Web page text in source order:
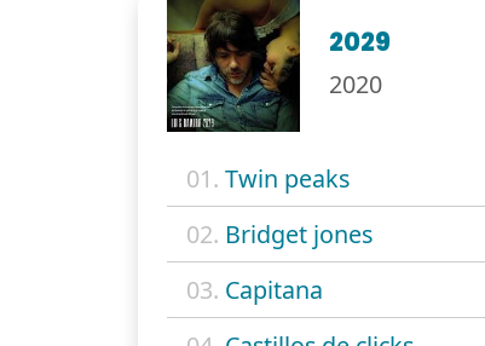
2029
2020
01. Twin peaks
02. Bridget jones
03. Capitana